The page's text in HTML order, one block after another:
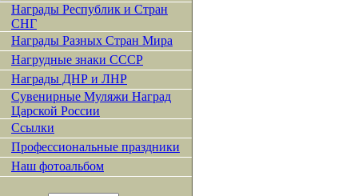
Награды Республик и Стран
СНГ
Награды Разных Стран Мира
Нагрудные знаки СССР
Награды ДНР и ЛНР
Сувенирные Муляжи Наград
Царской России
Ссылки
Профессиональные праздники
Наш фотоальбом